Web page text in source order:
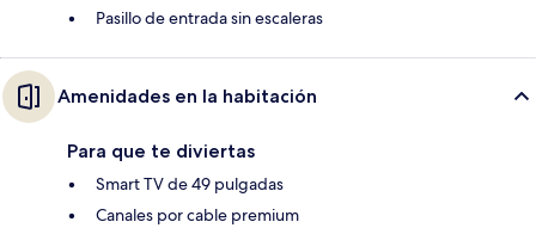
Pasillo de entrada sin escaleras
Amenidades en la habitación
Para que te diviertas
Smart TV de 49 pulgadas
Canales por cable premium